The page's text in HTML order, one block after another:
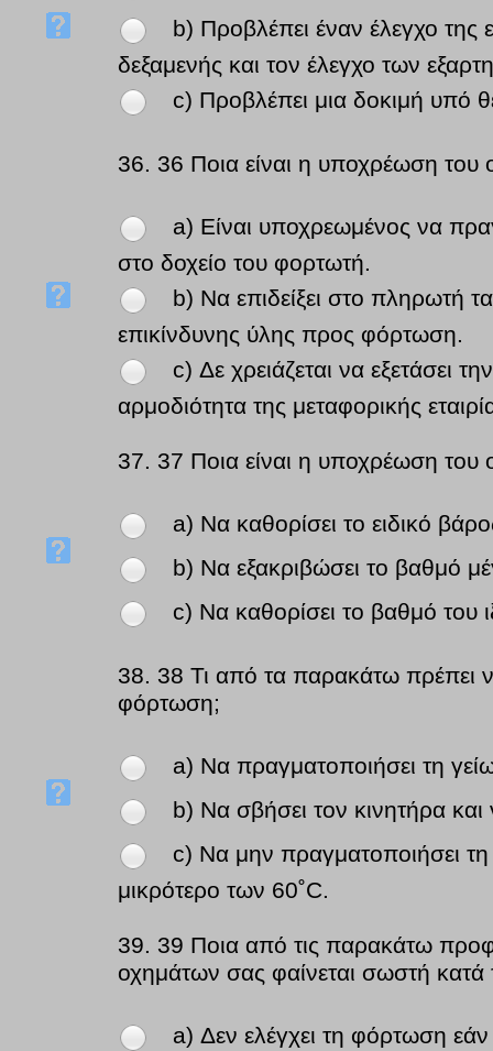
b) Προβλέπει έναν έλεγχο της
δεξαμενής και τον έλεγχο των
c) Προβλέπει μια δοκιμή υπό
36. 36 Ποια είναι η υποχρέωση
a) Είναι υποχρεωμένος να
στο δοχείο του φορτωτή.
b) Να επιδείξει στο πληρωτή
επικίνδυνης ύλης προς φόρτωση.
c) Δε χρειάζεται να εξετάσει
αρμοδιότητα της μεταφορικής
37. 37 Ποια είναι η υποχρέωση του
a) Να καθορίσει το ειδικό
b) Να εξακριβώσει το βαθμό
c) Να καθορίσει το βαθμό του
38. 38 Τι από τα παρακάτω πρέπει
φόρτωση;
a) Να πραγματοποιήσει τη
b) Να σβήσει τον κινητήρα
c) Να μην πραγματοποιήσει τη
μικρότερο των 60˚C.
39. 39 Ποια από τις παρακάτω
οχημάτων σας φαίνεται σωστή
a) Δεν ελέγχει τη φόρτωση